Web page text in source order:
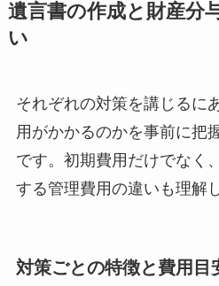
遺言書の作成と財産分
い
それぞれの対策を講じるに
用がかかるのかを事前に把
です。初期費用だけでなく
する管理費用の違いも理解
対策ごとの特徴と費用目